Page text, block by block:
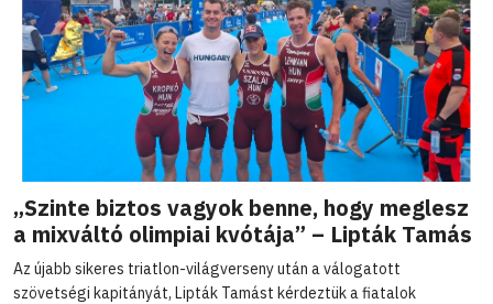
„Szinte biztos vagyok benne, hogy meglesz
a mixváltó olimpiai kvótája” – Lipták Tamás
Az újabb sikeres triatlon-világverseny után a válogatott
szövetségi kapitányát, Lipták Tamást kérdeztük a fiatalok